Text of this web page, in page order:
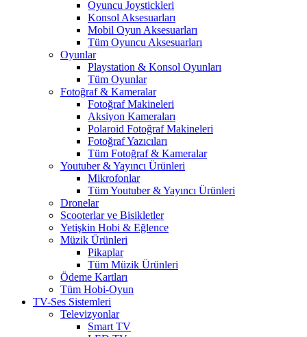
Oyuncu Joystickleri
Konsol Aksesuarları
Mobil Oyun Aksesuarları
Tüm Oyuncu Aksesuarları
Oyunlar
Playstation & Konsol Oyunları
Tüm Oyunlar
Fotoğraf & Kameralar
Fotoğraf Makineleri
Aksiyon Kameraları
Polaroid Fotoğraf Makineleri
Fotoğraf Yazıcıları
Tüm Fotoğraf & Kameralar
Youtuber & Yayıncı Ürünleri
Mikrofonlar
Tüm Youtuber & Yayıncı Ürünleri
Dronelar
Scooterlar ve Bisikletler
Yetişkin Hobi & Eğlence
Müzik Ürünleri
Pikaplar
Tüm Müzik Ürünleri
Ödeme Kartları
Tüm Hobi-Oyun
TV-Ses Sistemleri
Televizyonlar
Smart TV